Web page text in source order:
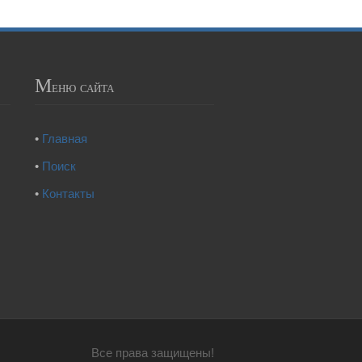
Меню сайта
• Главная
• Поиск
• Контакты
Все права защищены!